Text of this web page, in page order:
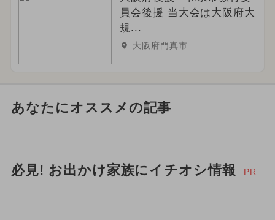
員会後援 当大会は大阪府大
規...
大阪府門真市
あなたにオススメの記事
必見! お出かけ家族にイチオシ情報 PR